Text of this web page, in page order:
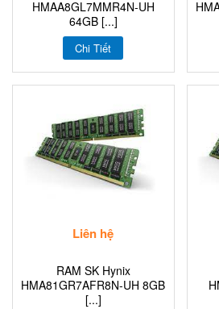
HMAA8GL7MMR4N-UH
64GB [...]
Chi Tiết
Liên hệ
RAM SK Hynix
HMA81GR7AFR8N-UH 8GB
[...]